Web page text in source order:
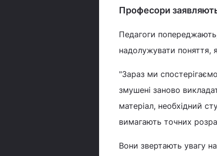
Професори
Педагоги
надолужувати поняття,
"Зараз ми
змушені заново
матеріал, необхідний
вимагають точних
Вони звертають увагу